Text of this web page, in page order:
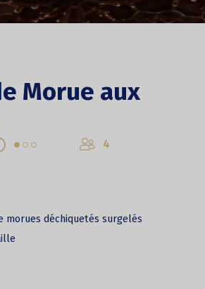
Morue aux
4
morues déchiquetés surgelés